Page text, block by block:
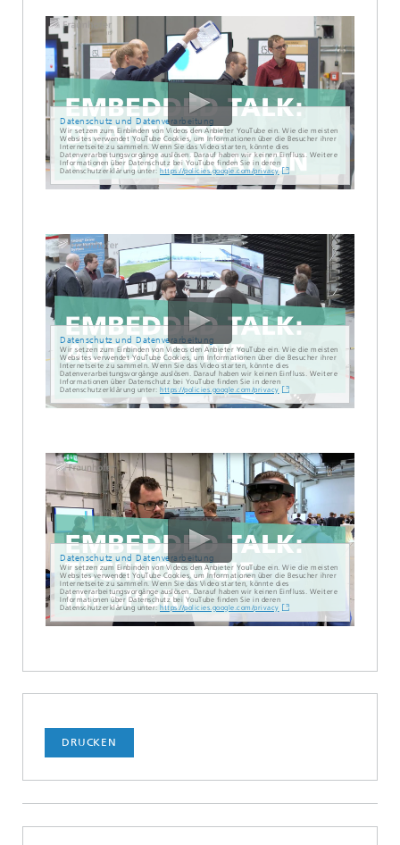
Datenschutz und Datenverarbeitung
Wir setzen zum Einbinden von Videos den Anbieter YouTube ein. Wie die meisten
Websites verwendet YouTube Cookies, um Informationen über die Besucher ihrer
Internetseite zu sammeln. Wenn Sie das Video starten, könnte dies
Datenverarbeitungsvorgänge auslösen. Darauf haben wir keinen Einfluss. Weitere
Informationen über Datenschutz bei YouTube finden Sie in deren
Datenschutzerklärung unter: https://policies.google.com/privacy
Datenschutz und Datenverarbeitung
Wir setzen zum Einbinden von Videos den Anbieter YouTube ein. Wie die meisten
Websites verwendet YouTube Cookies, um Informationen über die Besucher ihrer
Internetseite zu sammeln. Wenn Sie das Video starten, könnte dies
Datenverarbeitungsvorgänge auslösen. Darauf haben wir keinen Einfluss. Weitere
Informationen über Datenschutz bei YouTube finden Sie in deren
Datenschutzerklärung unter: https://policies.google.com/privacy
Datenschutz und Datenverarbeitung
Wir setzen zum Einbinden von Videos den Anbieter YouTube ein. Wie die meisten
Websites verwendet YouTube Cookies, um Informationen über die Besucher ihrer
Internetseite zu sammeln. Wenn Sie das Video starten, könnte dies
Datenverarbeitungsvorgänge auslösen. Darauf haben wir keinen Einfluss. Weitere
Informationen über Datenschutz bei YouTube finden Sie in deren
Datenschutzerklärung unter: https://policies.google.com/privacy
DRUCKEN